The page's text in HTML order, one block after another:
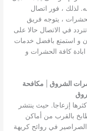
لذلك ، فور اتصال
، يتوجه فريق
في الاتصال حالا على
و استمتع بافضل خدمات
كافة الحشرات و
الشروق
مكافحة
إزعاجا. حيث ينتشر
بالقرب من أماكن
في روائح كريهة